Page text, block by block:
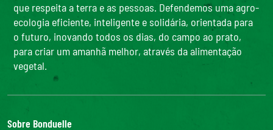
que respeita a terra e as pessoas. Defendemos uma agro-
ecologia eficiente, inteligente e solidária, orientada para
o futuro, inovando todos os dias, do campo ao prato,
para criar um amanhã melhor, através da alimentação
vegetal.
Sobre Bonduelle